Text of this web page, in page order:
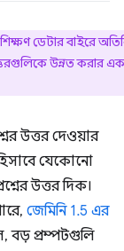
ডেটার বাইরে
উন্নত করার
উত্তর দেওয়ার
যেকোনো
উত্তর দিক।
জেমিনি 1.5 এর
বড় প্রম্পটগুলি